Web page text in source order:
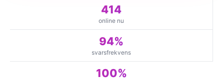
414
online nu
94%
svarsfrekvens
100%